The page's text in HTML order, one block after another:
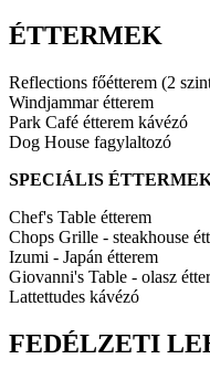
ÉTTERMEK
Reflections főétterem (2
Windjammar étterem
Park Café étterem kávézó
Dog House fagylaltozó
SPECIÁLIS
Chef's Table étterem
Chops Grille - steakhouse
Izumi - Japán étterem
Giovanni's Table - olasz
Lattettudes kávézó
FEDÉLZETI